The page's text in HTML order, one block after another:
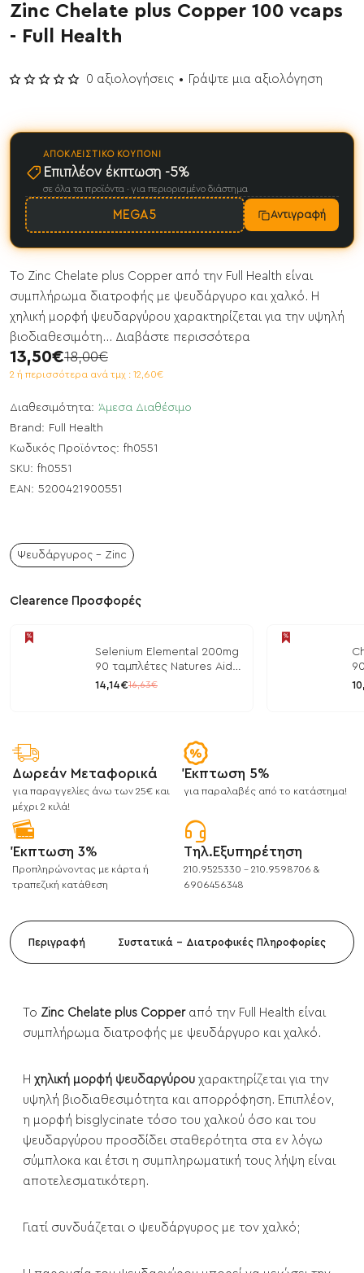
Zinc Chelate plus Copper 100 vcaps
- Full Health
Διαθεσιμότητα: Άμεσα Διαθέσιμο
Brand: Full Health
Κωδικός Προϊόντος: fh0551
SKU: fh0551
EAN: 5200421900551
0 αξιολογήσεις • Γράψτε μια αξιολόγηση
13,50€18,00€
2 ή περισσότερα ανά τμχ : 12,60€
ΑΠΟΚΛΕΙΣΤΙΚΌ ΚΟΥΠΌΝΙ
Επιπλέον έκπτωση -5%
σε όλα τα προϊόντα · για περιορισμένο διάστημα
MEGA5 Αντιγραφή
Το Zinc Chelate plus Copper από την Full Health είναι
συμπλήρωμα διατροφής με ψευδάργυρο και χαλκό. Η
χηλική μορφή ψευδαργύρου χαρακτηρίζεται για την υψηλή
βιοδιαθεσιμότη... Διαβάστε περισσότερα
Ψευδάργυρος - Zinc
Clearence Προσφορές
Selenium Elemental 200mg
90 ταμπλέτες Natures Aid
/ Μέταλλα
14,14€16,63€
/
Δωρεάν Μεταφορικά
για παραγγελίες άνω των 25€ και
μέχρι 2 κιλά!
Έκπτωση 5%
για παραλαβές από το κατάστημα!
Έκπτωση 3%
Προπληρώνοντας με κάρτα ή
τραπεζική κατάθεση
Τηλ.Εξυπηρέτηση
210.9525330 - 210.9598706 &
6906456348
Περιγραφή Συστατικά - Διατροφικές Πληροφορίες
Το Zinc Chelate plus Copperαπό την Full Health είναι
συμπλήρωμα διατροφής με ψευδάργυρο και χαλκό.
Η χηλική μορφή ψευδαργύρου χαρακτηρίζεται για την
υψηλή βιοδιαθεσιμότητα και απορρόφηση. Επιπλέον,
η μορφή bisglycinate τόσο του χαλκού όσο και του
ψευδαργύρου προσδίδει σταθερότητα στα εν λόγω
σύμπλοκα και έτσι η συμπληρωματική τους λήψη είναι
αποτελεσματικότερη.
Γιατί συνδυάζεται ο ψευδάργυρος με τον χαλκό;